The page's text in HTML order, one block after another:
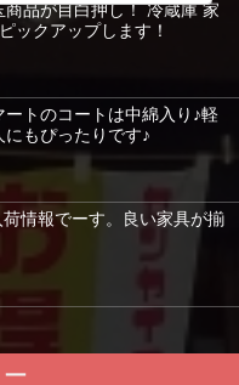
品が目白押し！ 冷蔵庫 家
ックアップします！
ートのコートは中綿入り♪軽
にもぴったりです♪
情報でーす。良い家具が揃